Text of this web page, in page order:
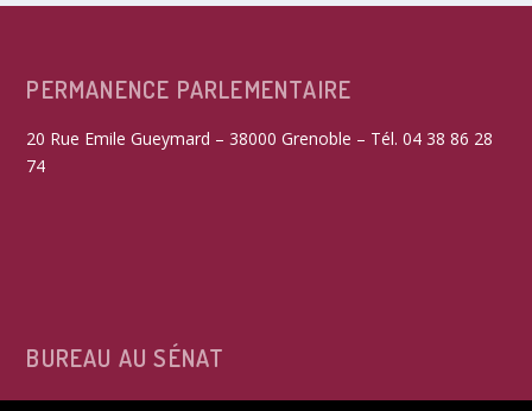
PERMANENCE PARLEMENTAIRE
20 Rue Emile Gueymard – 38000 Grenoble – Tél. 04 38 86 28
74
BUREAU AU SÉNAT